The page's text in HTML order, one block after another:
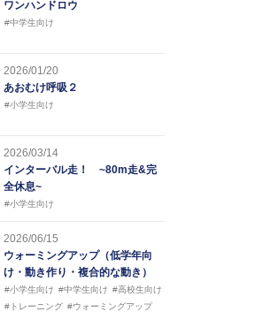
ワンハンドロウ
#中学生向け
2026/01/20
あおむけ呼吸２
#小学生向け
2026/03/14
インターバル走！ ~80m走&完
全休息~
#小学生向け
2026/06/15
ウォーミングアップ（低学年向
け・動き作り・複合的な動き）
#小学生向け #中学生向け #高校生向け
#トレーニング #ウォーミングアップ